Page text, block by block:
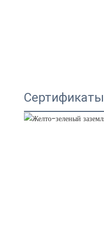
Сертификаты